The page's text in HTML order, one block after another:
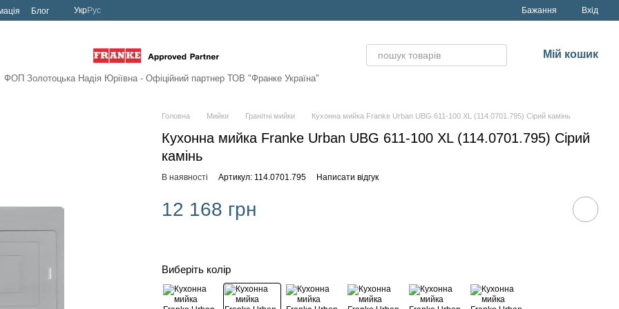
Блог УкрРус Бажання Вхід
ФОП Золотоцька Надія Юріївна - Офіційний партнер ТОВ "Франке Україна"
Мій кошик
Головна Мийки Гранітні мийки Кухонна мийка Franke Urban UBG 611-100 XL (114.0701.795) Сірий камінь
Кухонна мийка Franke Urban UBG 611-100 XL (114.0701.795) Сірий
камінь
В наявності Артикул: 114.0701.795 Написати відгук
12 168 грн
Виберіть колір